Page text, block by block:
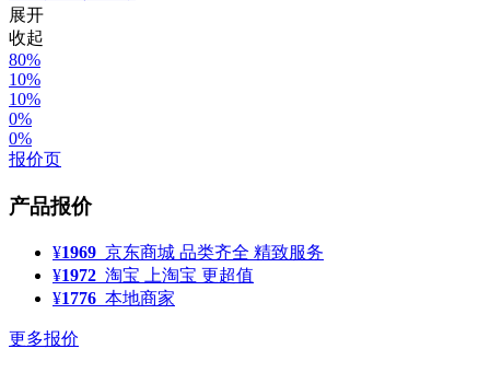
展开
收起
80%
10%
10%
0%
0%
报价页
产品报价
¥1969 京东商城 品类齐全 精致服务
¥1972 淘宝
上淘宝 更超值
¥1776 本地商家
更多报价